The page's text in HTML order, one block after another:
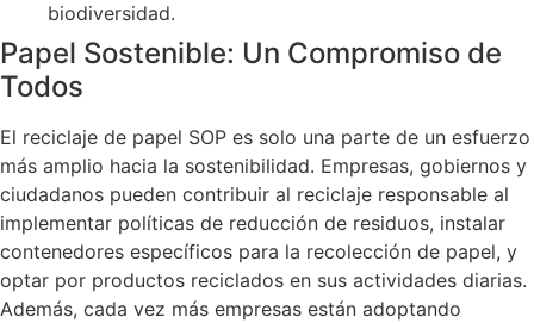
biodiversidad.
Papel Sostenible: Un Compromiso de
Todos
El reciclaje de papel SOP es solo una parte de un esfuerzo
más amplio hacia la sostenibilidad. Empresas, gobiernos y
ciudadanos pueden contribuir al reciclaje responsable al
implementar políticas de reducción de residuos, instalar
contenedores específicos para la recolección de papel, y
optar por productos reciclados en sus actividades diarias.
Además, cada vez más empresas están adoptando